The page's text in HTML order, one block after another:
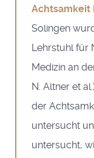
Achtsamkeit
Solingen
Lehrstuhl für
Medizin an
N. Altner et
der
untersucht
untersucht,